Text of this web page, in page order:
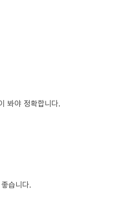
봐야 정확합니다.
습니다.